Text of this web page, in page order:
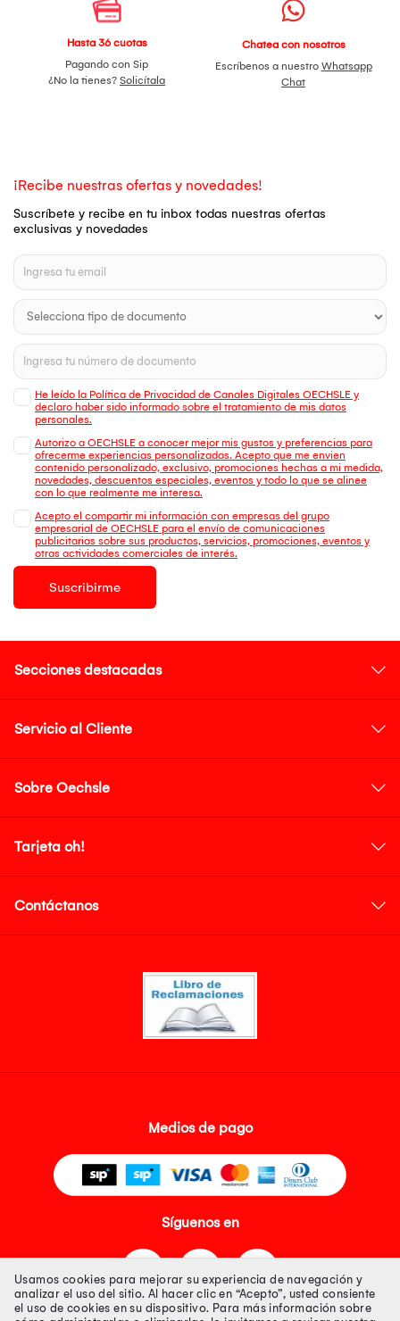
Hasta 36 cuotas
Pagando con Sip
¿No la tienes? Solicítala
Chatea con nosotros
Escríbenos a nuestro Whatsapp
Chat
¡Recibe nuestras ofertas y novedades!
Suscríbete y recibe en tu inbox todas nuestras ofertas
exclusivas y novedades
He leído la Política de Privacidad de Canales Digitales OECHSLE y
declaro haber sido informado sobre el tratamiento de mis datos
personales.
Autorizo a OECHSLE a conocer mejor mis gustos y preferencias para
ofrecerme experiencias personalizadas. Acepto que me envien
contenido personalizado, exclusivo, promociones hechas a mi medida,
novedades, descuentos especiales, eventos y todo lo que se alinee
con lo que realmente me interesa.
Acepto el compartir mi información con empresas del grupo
empresarial de OECHSLE para el envío de comunicaciones
publicitarias sobre sus productos, servicios, promociones, eventos y
otras actividades comerciales de interés.
Suscribirme
Secciones destacadas
Servicio al Cliente
Sobre Oechsle
Tarjeta oh!
Contáctanos
Medios de pago
Síguenos en
Usamos cookies para mejorar su experiencia de navegación y
analizar el uso del sitio. Al hacer clic en “Acepto”, usted consiente
el uso de cookies en su dispositivo. Para más información sobre